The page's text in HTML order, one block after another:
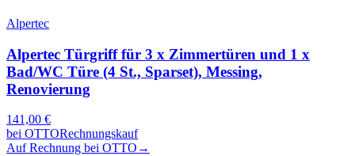
Alpertec
Alpertec Türgriff für 3 x Zimmertüren und 1 x
Bad/WC Türe (4 St., Sparset), Messing,
Renovierung
141,00 €
bei OTTORechnungskauf
Auf Rechnung bei OTTO →